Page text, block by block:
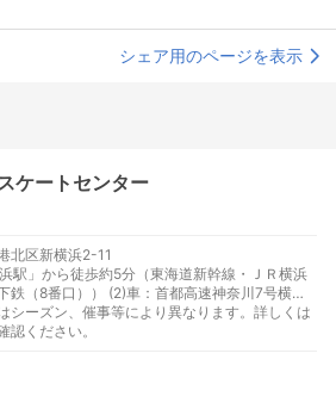
シェア用のページを表示
ケートセンター
北区新横浜2-11
駅」から徒歩約5分（東海道新幹線・ＪＲ横浜
車：首都高速神奈川7号横浜
から約1km(平常時約3分) / 第三京浜道路港
平常時約4分) / 東名高速道路横浜青葉I.C.か
約20分）
シーズン、催事等により異なります。詳しくは
認ください。